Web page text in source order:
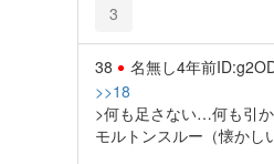
3
38 名無し4年前
>>18
>何も足さない…何も引
モルトンスルー（懐かし